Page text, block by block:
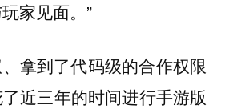
家见面。”
拿到了代码级的合作权限
近三年的时间进行手游版